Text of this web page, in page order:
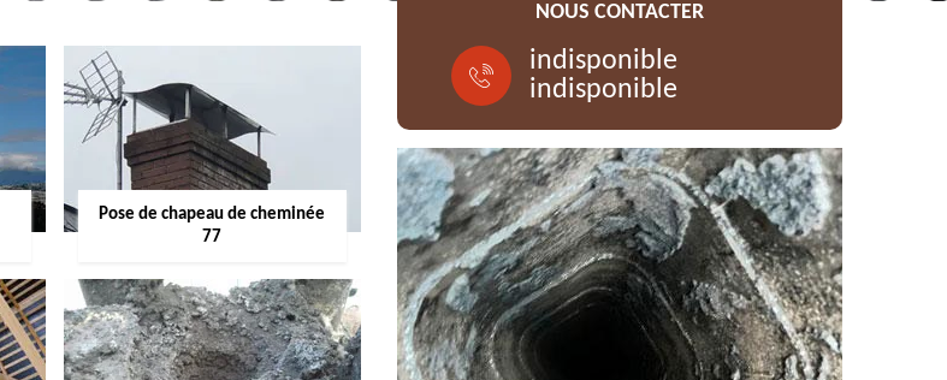
Pose de chapeau de cheminée
77
NOUS CONTACTER
indisponible
indisponible